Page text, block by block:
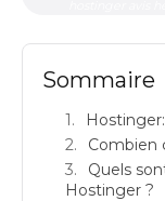
hostinger avis
Sommaire
Combien
Quels
Hostinger ?